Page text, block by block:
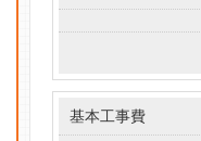
基本工事費